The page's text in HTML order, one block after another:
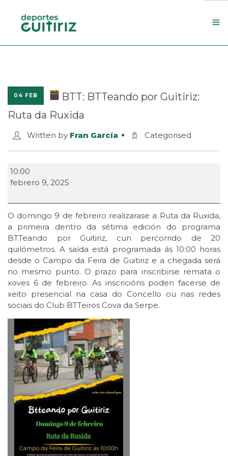
Actualidade
Contacto
Concello
04 FEB
BTT: BTTeando por Guitiriz:
Ruta da Ruxida
Written by Fran García Categorised
10:00
febrero 9, 2025
O domingo 9 de febreiro realizarase a Ruta da Ruxida,
a primeira dentro da sétima edición do programa
BTTeando por Guitiriz, cun percorrido de 20
quilómetros. A saída está programada ás 10:00 horas
desde o Campo da Feira de Guitiriz e a chegada será
no mesmo punto. O prazo para inscribirse remata o
xoves 6 de febreiro. As inscricións poden facerse de
xeito presencial na casa do Concello ou nas redes
sociais do Club BTTeiros Cova da Serpe.